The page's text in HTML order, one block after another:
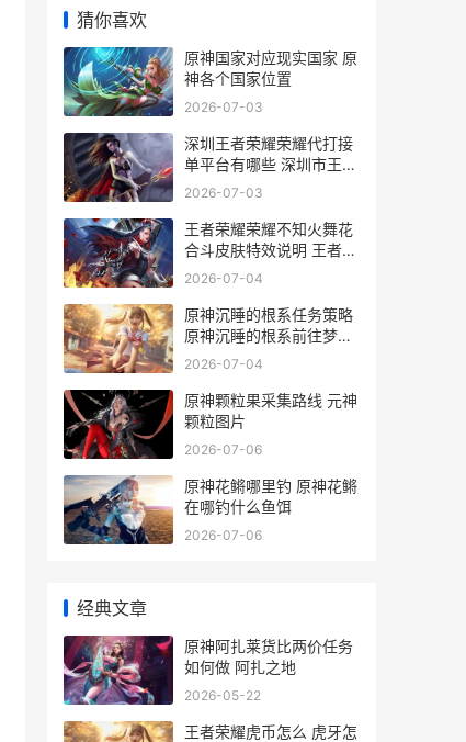
猜你喜欢
原神国家对应现实国家 原
神各个国家位置
2026-07-03
深圳王者荣耀荣耀代打接
单平台有哪些 深圳市王者
荣耀科技有限公司
2026-07-03
王者荣耀荣耀不知火舞花
合斗皮肤特效说明 王者荣
耀不然
2026-07-04
原神沉睡的根系任务策略
原神沉睡的根系前往梦景
林莽寻找兰贡迪
2026-07-04
原神颗粒果采集路线 元神
颗粒图片
2026-07-06
原神花鳉哪里钓 原神花鳉
在哪钓什么鱼饵
2026-07-06
经典文章
原神阿扎莱货比两价任务
如何做 阿扎之地
2026-05-22
王者荣耀虎币怎么 虎牙怎